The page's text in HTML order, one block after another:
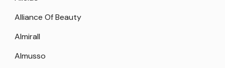
Alliance Of Beauty
Almirall
Almusso